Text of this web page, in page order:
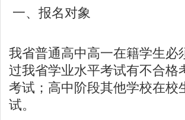
一、报名对象
我省普通高中高一在籍学生
过我省学业水平考试有不合
考试；高中阶段其他学校在
试。